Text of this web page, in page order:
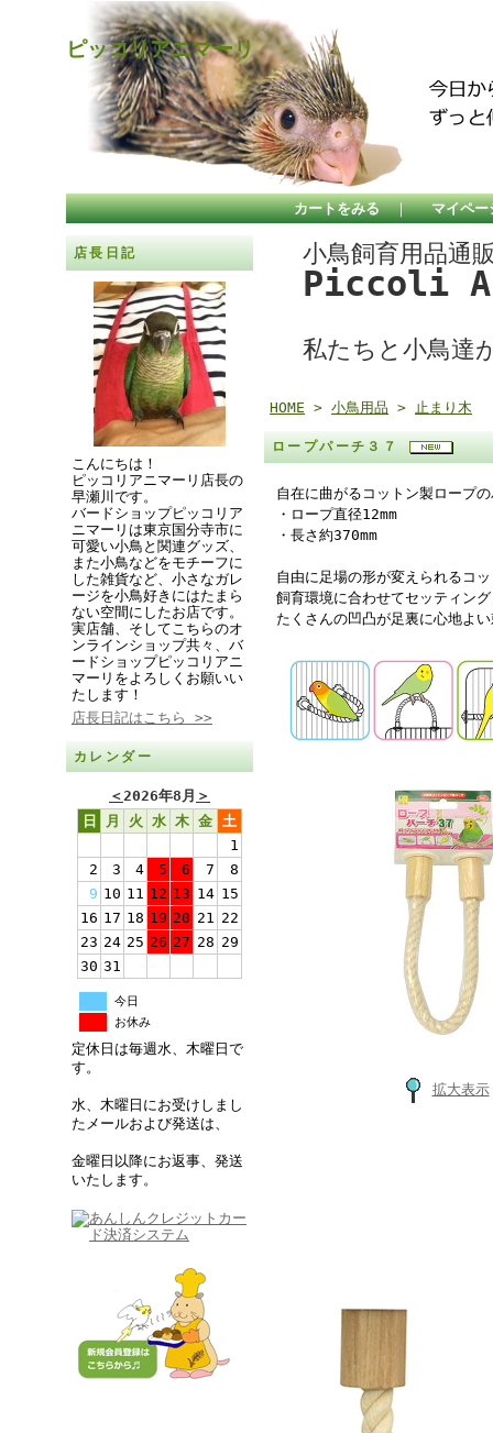
ピッコリアニマーリ
カートをみる ｜ マイペー
店長日記
こんにちは！
ピッコリアニマーリ店長の
早瀬川です。
バードショップピッコリア
ニマーリは東京国分寺市に
可愛い小鳥と関連グッズ、
また小鳥などをモチーフに
した雑貨など、小さなガレ
ージを小鳥好きにはたまら
ない空間にしたお店です。
実店舗、そしてこちらのオ
ンラインショップ共々、バ
ードショップピッコリアニ
マーリをよろしくお願いい
たします！
店長日記はこちら >>
カレンダー
＜2026年8月 ＞
日
月 火 水 木 金 土
1
2
3 4 5 6 7
8
9 10 11 12 13 14 15
16 17 18 19 20 21 22
23 24 25 26 27 28 29
30 31
今日
お休み
定休日は毎週水、木曜日で
す。
水、木曜日にお受けしまし
たメールおよび発送は、
金曜日以降にお返事、発送
いたします。
小鳥飼育用品通
Piccoli
私たちと小鳥達
HOME > 小鳥用品 > 止まり木
ロープパーチ３７
自在に曲がるコットン製ロープ
・ロープ直径12mm
・長さ約370mm
自由に足場の形が変えられるコ
飼育環境に合わせてセッティン
たくさんの凹凸が足裏に心地よ
拡大表示